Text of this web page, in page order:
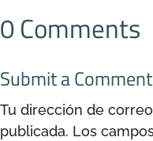
0 Comments
Submit a Comment
Tu dirección de
publicada. Los